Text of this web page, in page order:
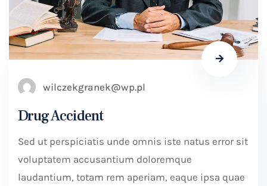
wilczekgranek@wp.pl
Drug Accident
Sed ut perspiciatis unde omnis iste natus error sit
voluptatem accusantium doloremque
laudantium, totam rem aperiam, eaque ipsa quae